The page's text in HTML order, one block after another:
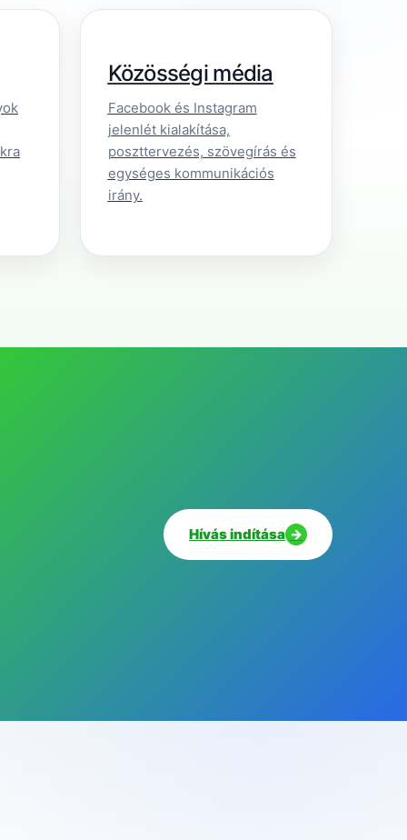
Közösségi média
Facebook és Instagram
jelenlét kialakítása,
poszttervezés, szövegírás és
egységes kommunikációs
irány.
Hívás indítása →